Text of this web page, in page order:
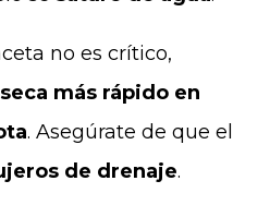
no es crítico,
más rápido en
. Asegúrate de que el
de drenaje.